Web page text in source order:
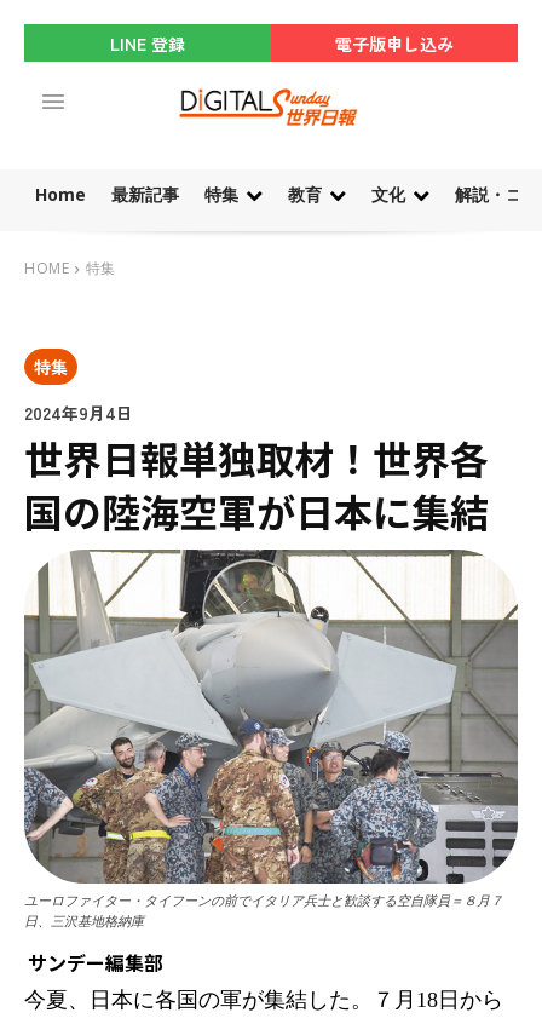
LINE 登録 電子版申し込み
Home 最新記事 特集 教育 文化 解説・コ
HOME 特集
特集
2024年9月4日
世界日報単独取材！世界各
国の陸海空軍が日本に集結
ユーロファイター・タイフーンの前でイタリア兵士と歓談する空自隊員＝８月７
日、三沢基地格納庫
サンデー編集部
今夏、日本に各国の軍が集結した。７月18日から